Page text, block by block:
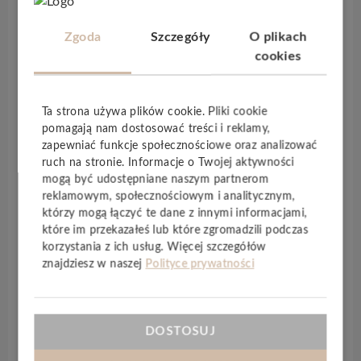
czterostronna fuga
realistycznym odwzorowaniem drewna nadają
wnętrzom przytulny, domowy charakter.
paneli jest odporna na ścieranie i
mikrozarysowania, a powłokaLLT antistatic
ogranicza osadzanie się kurzu. System montażu
Megalocpozwala na szybkie i łatwe układanie
podłogi, nawet bez doświadczenia. Dodatkowo
panele sąwodoodporne, co oznacza, że ich
specjalna konstrukcja – w tym zmodyfikowana
płyta HDF, impregnowane krawędzie i
wilgocią.
Classen Nature 4Vto doskonały wybór do
domów, w których liczy się zarówno wygląd, jak i
Zgoda Szczegóły
O plikach
cookies
Ta strona używa plików cookie. Pliki cookie
pomagają nam dostosować treści i reklamy,
zapewniać funkcje społecznościowe oraz analizować
ruch na stronie. Informacje o Twojej aktywności
mogą być udostępniane naszym partnerom
reklamowym, społecznościowym i analitycznym,
którzy mogą łączyć te dane z innymi informacjami,
które im przekazałeś lub które zgromadzili podczas
korzystania z ich usług. Więcej szczegółów
znajdziesz w naszej Polityce prywatności
DOSTOSUJ